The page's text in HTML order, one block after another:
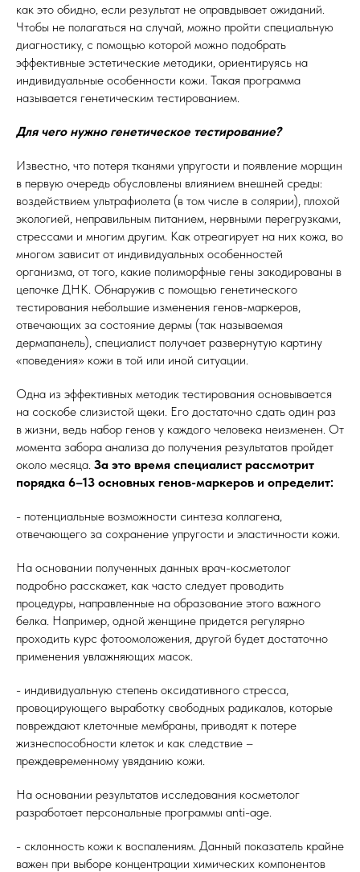
как это обидно‚ если результат не оправдывает ожиданий.
Чтобы не полагаться на случай‚ можно пройти специальную
диагностику‚ с помощью которой можно подобрать
эффективные эстетические методики‚ ориентируясь на
индивидуальные особенности кожи. Такая программа
называется генетическим тестированием.
Для чего нужно генетическое тестирование?
Известно, что потеря тканями упругости и появление морщин
в первую очередь обусловлены влиянием внешней среды:
воздействием ультрафиолета (в том числе в солярии), плохой
экологией, неправильным питанием, нервными перегрузками,
стрессами и многим другим. Как отреагирует на них кожа, во
многом зависит от индивидуальных особенностей
организма, от того, какие полиморфные гены закодированы в
цепочке ДНК. Обнаружив с помощью генетического
тестирования небольшие изменения генов-маркеров,
отвечающих за состояние дермы (так называемая
дермапанель), специалист получает развернутую картину
«поведения» кожи в той или иной ситуации.
Одна из эффективных методик тестирования основывается
на соскобе слизистой щеки. Его достаточно сдать один раз
в жизни, ведь набор генов у каждого человека неизменен. От
момента забора анализа до получения результатов пройдет
около месяца. За это время специалист рассмотрит
порядка 6–13 основных генов-маркеров и определит:
- потенциальные возможности синтеза коллагена,
отвечающего за сохранение упругости и эластичности кожи.
На основании полученных данных врач-косметолог
подробно расскажет, как часто следует проводить
процедуры, направленные на образование этого важного
белка. Например, одной женщине придется регулярно
проходить курс фотоомоложения, другой будет достаточно
применения увлажняющих масок.
- индивидуальную степень оксидативного стресса,
провоцирующего выработку свободных радикалов, которые
повреждают клеточные мембраны, приводят к потере
жизнеспособности клеток и как следствие –
преждевременному увяданию кожи.
На основании результатов исследования косметолог
разработает персональные программы anti-age.
- склонность кожи к воспалениям. Данный показатель крайне
важен при выборе концентрации химических компонентов